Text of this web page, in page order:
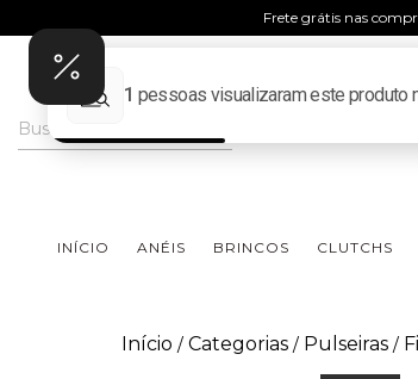
Frete grátis nas
INÍCIO ANÉIS BRINCOS CLUTCHS
Início / Categorias / Pulseiras /